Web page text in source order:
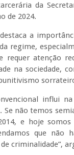
da
de 2024.
a
regime,
requer atenção
na sociedade,
influi
não temos
e hoje
que não
criminalidade”,